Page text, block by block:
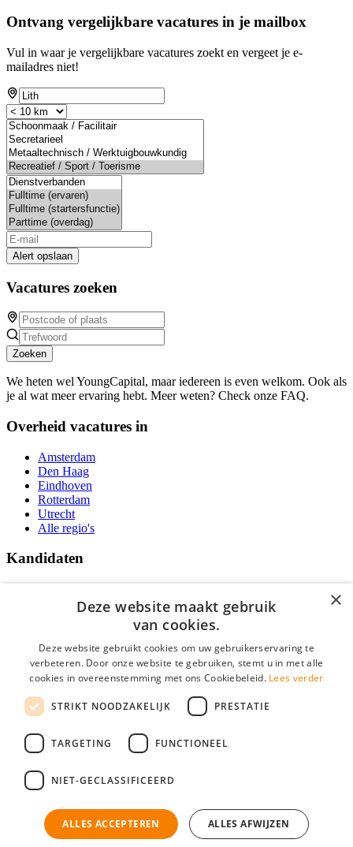
Ontvang vergelijkbare vacatures in je mailbox
Vul in waar je vergelijkbare vacatures zoekt en vergeet je e-
mailadres niet!
Alert opslaan
Vacatures zoeken
Zoeken
We heten wel YoungCapital, maar iedereen is even welkom. Ook als
je al wat meer ervaring hebt. Meer weten? Check onze FAQ.
Overheid vacatures in
Amsterdam
Den Haag
Eindhoven
Rotterdam
Utrecht
Alle regio's
Kandidaten
Vacatures
Over Vacatures Overheid Online
YoungCapital IOS App
YoungCapital Android App
Social
Vacatures Overheid is onderdeel van YoungCapital • © 2026 • KvK nr:
Mogen wij cookies plaatsen? Check hier ons
×
Deze website maakt gebruik
van cookies.
Deze website gebruikt cookies om uw gebruikerservaring te
verbeteren. Door onze website te gebruiken, stemt u in met alle
cookies in overeenstemming met ons Cookiebeleid. Lees verder
STRIKT NOODZAKELIJK PRESTATIE
TARGETING FUNCTIONEEL
NIET-GECLASSIFICEERD
ALLES ACCEPTEREN ALLES AFWIJZEN